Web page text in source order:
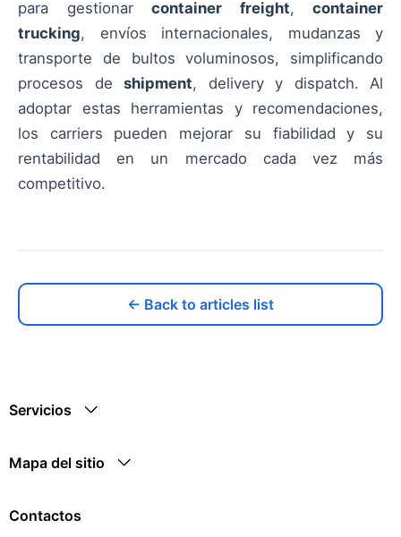
para gestionar container freight, container
trucking, envíos internacionales, mudanzas y
transporte de bultos voluminosos, simplificando
procesos de shipment, delivery y dispatch. Al
adoptar estas herramientas y recomendaciones,
los carriers pueden mejorar su fiabilidad y su
rentabilidad en un mercado cada vez más
competitivo.
← Back to articles list
Servicios
Mapa del sitio
Contactos